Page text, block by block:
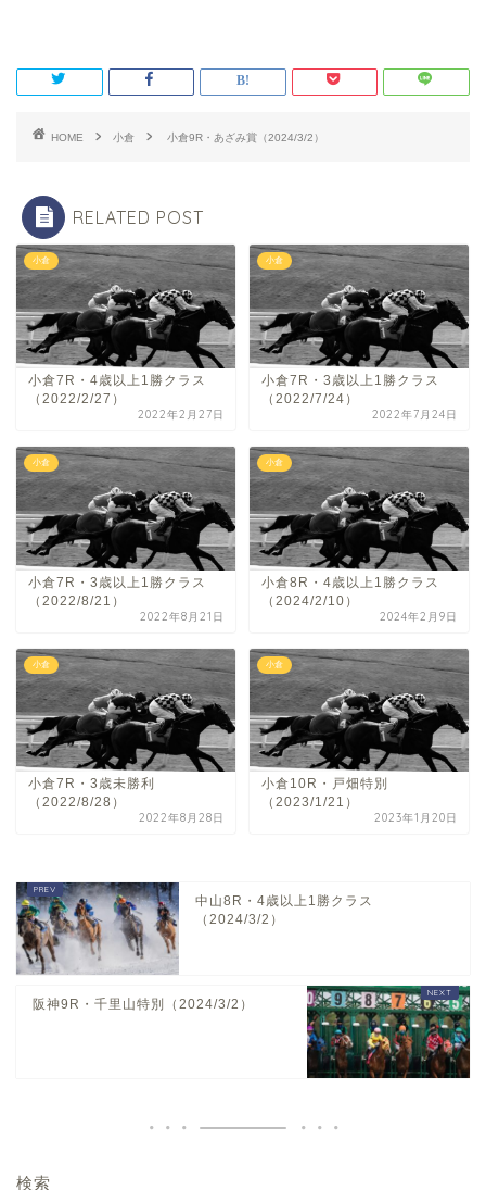
HOME 小倉 小倉9R・あざみ賞（2024/3/2）
RELATED POST
小倉
小倉7R・4歳以上1勝クラス
（2022/2/27）
2022年2月27日
小倉
小倉7R・3歳以上1勝クラス
（2022/7/24）
2022年7月24日
小倉
小倉7R・3歳以上1勝クラス
（2022/8/21）
2022年8月21日
小倉
小倉8R・4歳以上1勝クラス
（2024/2/10）
2024年2月9日
小倉
小倉7R・3歳未勝利
（2022/8/28）
2022年8月28日
小倉
小倉10R・戸畑特別
（2023/1/21）
2023年1月20日
中山8R・4歳以上1勝クラス
（2024/3/2）
阪神9R・千里山特別（2024/3/2）
検索